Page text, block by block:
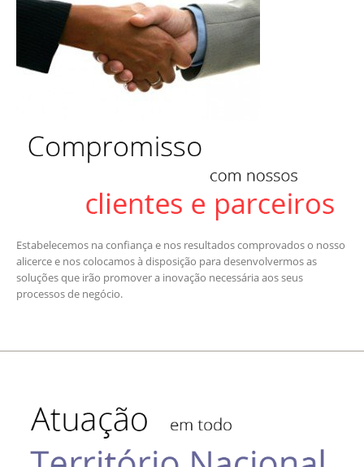
Estabelecemos na confiança e nos resultados comprovados o nosso
alicerce e nos colocamos à disposição para desenvolvermos as
soluções que irão promover a inovação necessária aos seus
processos de negócio.